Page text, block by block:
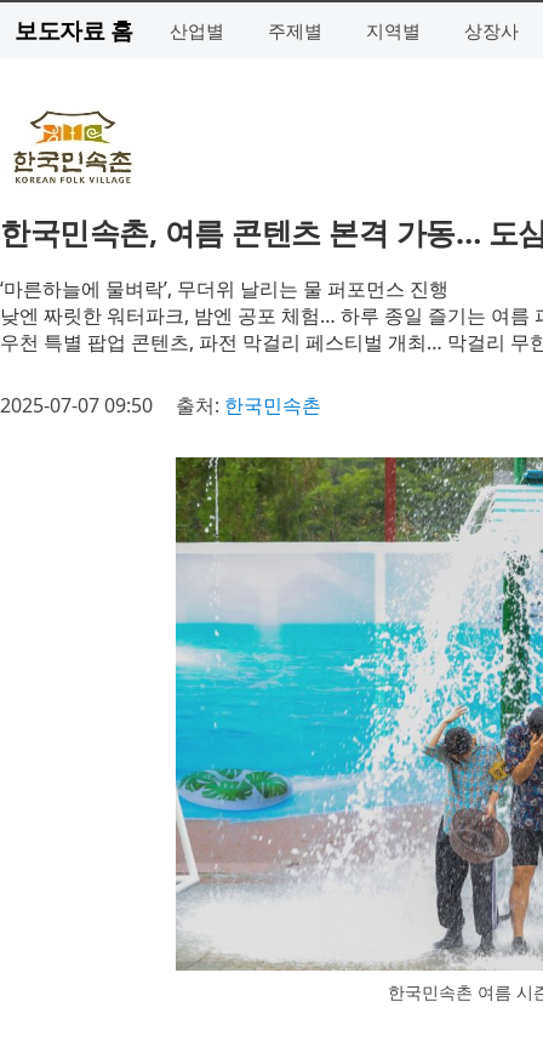
보도자료 홈 산업별 주제별 지역별 상장사
한국민속촌, 여름 콘텐츠 본격 가동… 도
‘마른하늘에 물벼락’, 무더위 날리는 물 퍼포먼스 진행
낮엔 짜릿한 워터파크, 밤엔 공포 체험… 하루 종일 즐기는 여름
우천 특별 팝업 콘텐츠, 파전 막걸리 페스티벌 개최… 막걸리 무
2025-07-07 09:50 출처: 한국민속촌
한국민속촌 여름 시